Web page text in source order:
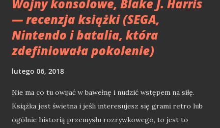
Wojny konsolowe, Blake J. Harris
— recenzja książki (SEGA,
Nintendo i batalia, która
zdefiniowała pokolenie)
lutego 06, 2018
Nie ma co tu owijać w bawełnę i nudzić wstępem na siłę.
Książka jest świetna i jeśli interesujesz się grami retro lub
ogólnie historią przemysłu rozrywkowego, to jest to